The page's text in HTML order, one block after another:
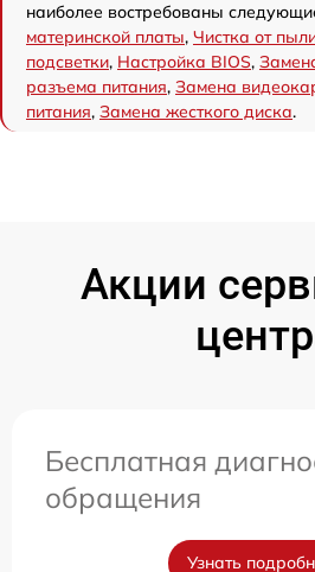
наиболее востребованы
материнской платы, Чистка от
подсветки, Настройка BIOS,
разъема питания, Замена
питания, Замена жесткого диска.
Акции
Бесплатная
обращения
Узнать